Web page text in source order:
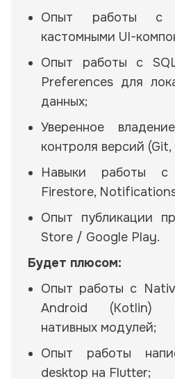
Опыт работы с
кастомными UI-
Опыт работы с
Preferences для
данных;
Уверенное
контроля версий
Навыки работы с
Firestore,
Опыт публикации
Store / Google Play.
Будет плюсом:
Опыт работы с
Android (Kotlin)
нативных модулей;
Опыт работы
desktop на Flutter;